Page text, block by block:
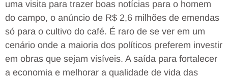
uma visita para trazer boas notícias para o homem
do campo, o anúncio de R$ 2,6 milhões de emendas
só para o cultivo do café. É raro de se ver em um
cenário onde a maioria dos políticos preferem investir
em obras que sejam visíveis. A saída para fortalecer
a economia e melhorar a qualidade de vida das